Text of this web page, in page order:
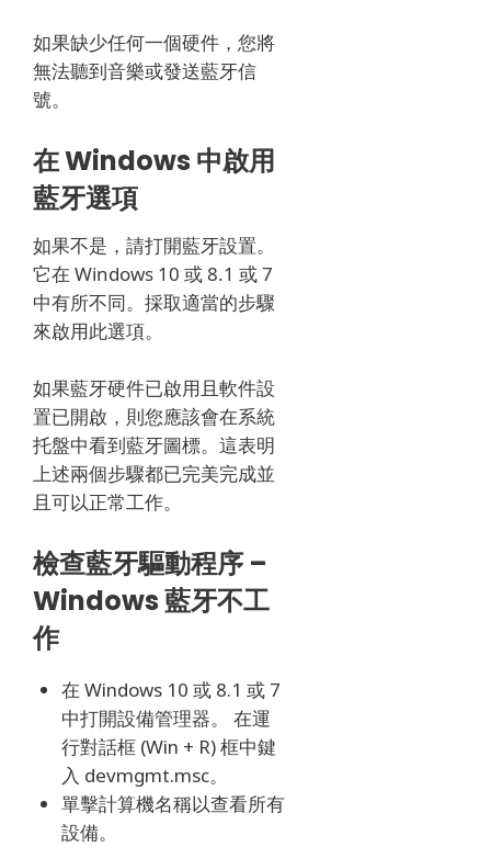
如果缺少任何一個硬件，您將
無法聽到音樂或發送藍牙信
號。
在 Windows 中啟用
藍牙選項
如果不是，請打開藍牙設置。
它在 Windows 10 或 8.1 或 7
中有所不同。採取適當的步驟
來啟用此選項。
如果藍牙硬件已啟用且軟件設
置已開啟，則您應該會在系統
托盤中看到藍牙圖標。 這表明
上述兩個步驟都已完美完成並
且可以正常工作。
檢查藍牙驅動程序 –
Windows 藍牙不工
作
在 Windows 10 或 8.1 或 7
中打開設備管理器。 在運
行對話框 (Win + R) 框中鍵
入 devmgmt.msc。
單擊計算機名稱以查看所有
設備。